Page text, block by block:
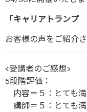
「キャリアトランプ
お客様の声をご紹介
<受講者のご感想>
5段階評価：
内容＝５：とても
講師＝５：とても